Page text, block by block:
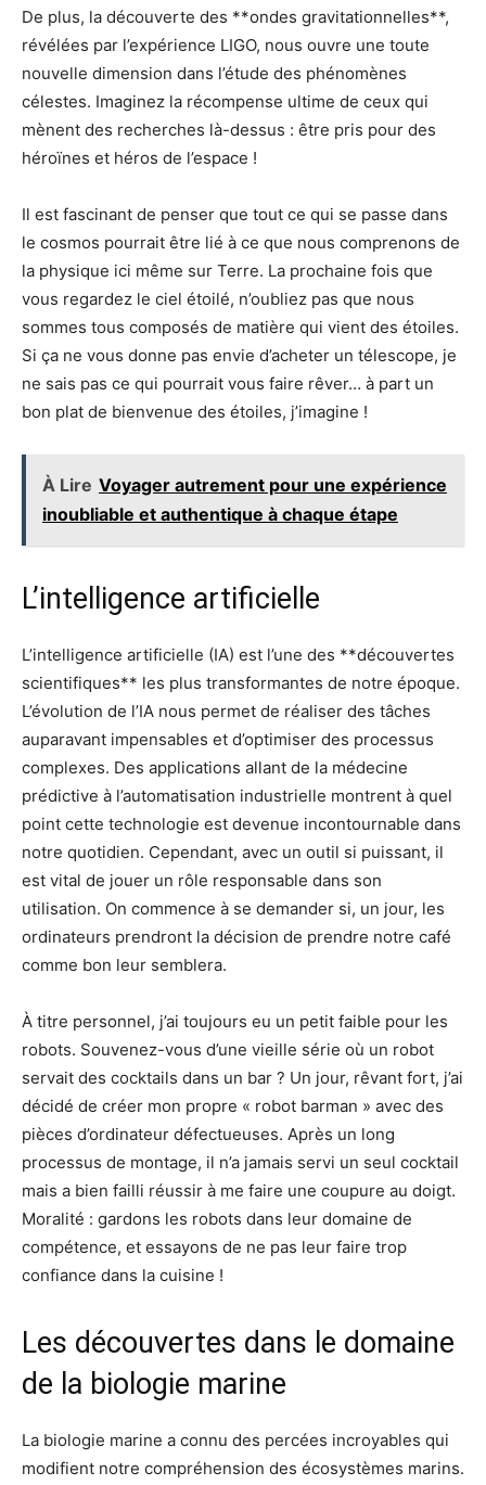
De plus, la découverte des **ondes gravitationnelles**,
révélées par l’expérience LIGO, nous ouvre une toute
nouvelle dimension dans l’étude des phénomènes
célestes. Imaginez la récompense ultime de ceux qui
mènent des recherches là-dessus : être pris pour des
héroïnes et héros de l’espace !
Il est fascinant de penser que tout ce qui se passe dans
le cosmos pourrait être lié à ce que nous comprenons de
la physique ici même sur Terre. La prochaine fois que
vous regardez le ciel étoilé, n’oubliez pas que nous
sommes tous composés de matière qui vient des étoiles.
Si ça ne vous donne pas envie d’acheter un télescope, je
ne sais pas ce qui pourrait vous faire rêver… à part un
bon plat de bienvenue des étoiles, j’imagine !
À Lire Voyager autrement pour une expérience
inoubliable et authentique à chaque étape
L’intelligence artificielle
L’intelligence artificielle (IA) est l’une des **découvertes
scientifiques** les plus transformantes de notre époque.
L’évolution de l’IA nous permet de réaliser des tâches
auparavant impensables et d’optimiser des processus
complexes. Des applications allant de la médecine
prédictive à l’automatisation industrielle montrent à quel
point cette technologie est devenue incontournable dans
notre quotidien. Cependant, avec un outil si puissant, il
est vital de jouer un rôle responsable dans son
utilisation. On commence à se demander si, un jour, les
ordinateurs prendront la décision de prendre notre café
comme bon leur semblera.
À titre personnel, j’ai toujours eu un petit faible pour les
robots. Souvenez-vous d’une vieille série où un robot
servait des cocktails dans un bar ? Un jour, rêvant fort, j’ai
décidé de créer mon propre « robot barman » avec des
pièces d’ordinateur défectueuses. Après un long
processus de montage, il n’a jamais servi un seul cocktail
mais a bien failli réussir à me faire une coupure au doigt.
Moralité : gardons les robots dans leur domaine de
compétence, et essayons de ne pas leur faire trop
confiance dans la cuisine !
Les découvertes dans le domaine
de la biologie marine
La biologie marine a connu des percées incroyables qui
modifient notre compréhension des écosystèmes marins.